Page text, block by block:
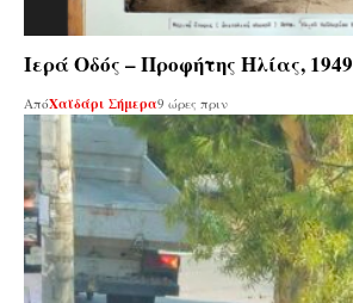
Ιερά Οδός – Προφήτης Ηλίας, 1949
ΑπόΧαϊδάρι Σήμερα9 ώρες πριν